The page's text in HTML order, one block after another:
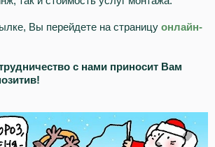
Вы перейдете на страницу онлайн-
с нами приносит Вам